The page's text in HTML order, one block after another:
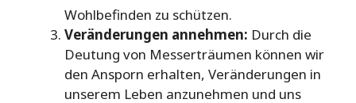
Wohlbefinden zu schützen.
Veränderungen annehmen: Durch die
Deutung von Messerträumen können wir
den Ansporn erhalten, Veränderungen in
unserem Leben anzunehmen und uns